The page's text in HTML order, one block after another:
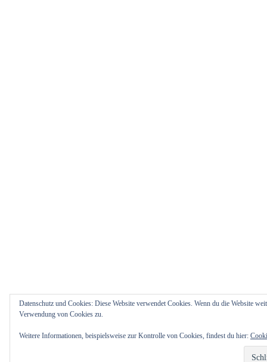
Datenschutz und Cookies: Diese Website verwendet Cookies. Wenn du die Website
Verwendung von Cookies zu.
Weitere Informationen, beispielsweise zur Kontrolle von Cookies, findest du hier: